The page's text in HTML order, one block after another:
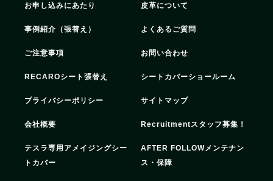
お申し込みにあたり 皮革について
事例紹介（張替え） よくあるご質問
ご注意事項 お問い合わせ
RECAROシート張替え シートカバーショールーム
プライバシーポリシー サイトマップ
会社概要 Recruitment スタッフ募集！
テスラ専用アメイジングシー
トカバー
AFTER FOLLOW メンテナン
ス・保障